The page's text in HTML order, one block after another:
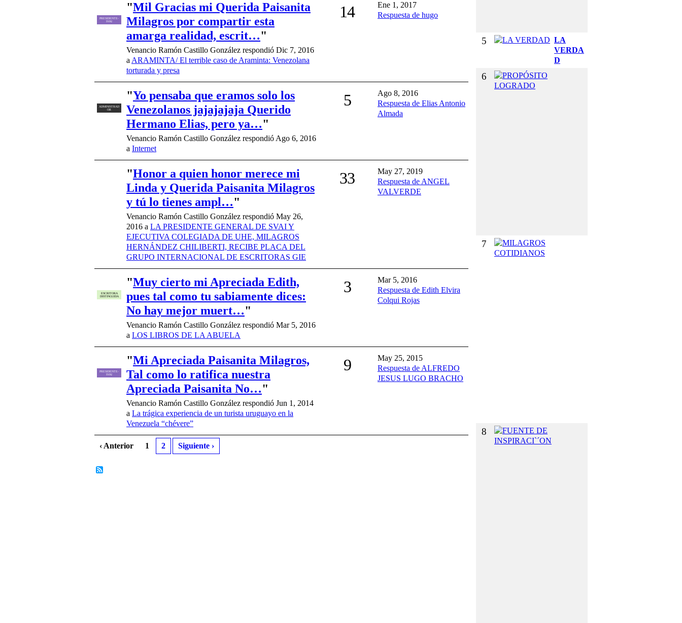
PRESIDENTE-
SVAI
"Mil Gracias mi Querida Paisanita
Milagros por compartir esta
amarga realidad, escrit…"
Venancio Ramón Castillo González respondió Dic 7, 2016
a ARAMINTA/ El terrible caso de Araminta: Venezolana
torturada y presa
14
Ene 1, 2017
Respuesta de hugo
ADMINISTRAD
OR
"Yo pensaba que eramos solo los
Venezolanos jajajajaja Querido
Hermano Elias, pero ya…"
Venancio Ramón Castillo González respondió Ago 6, 2016
a Internet
5
Ago 8, 2016
Respuesta de Elias Antonio
Almada
"Honor a quien honor merece mi
Linda y Querida Paisanita Milagros
y tú lo tienes ampl…"
Venancio Ramón Castillo González respondió May 26,
2016 a LA PRESIDENTE GENERAL DE SVAI Y
EJECUTIVA COLEGIADA DE UHE, MILAGROS
HERNÁNDEZ CHILIBERTI, RECIBE PLACA DEL
GRUPO INTERNACIONAL DE ESCRITORAS GIE
33
May 27, 2019
Respuesta de ANGEL
VALVERDE
ESCRITORA
DISTINGUIDA
"Muy cierto mi Apreciada Edith,
pues tal como tu sabiamente dices:
No hay mejor muert…"
Venancio Ramón Castillo González respondió Mar 5, 2016
a LOS LIBROS DE LA ABUELA
3
Mar 5, 2016
Respuesta de Edith Elvira
Colqui Rojas
PRESIDENTE-
SVAI
"Mi Apreciada Paisanita Milagros,
Tal como lo ratifica nuestra
Apreciada Paisanita No…"
Venancio Ramón Castillo González respondió Jun 1, 2014
a La trágica experiencia de un turista uruguayo en la
Venezuela “chévere”
9
May 25, 2015
Respuesta de ALFREDO
JESUS LUGO BRACHO
‹ Anterior 1 2 Siguiente ›
5
LA
VERDA
D
6
7
8